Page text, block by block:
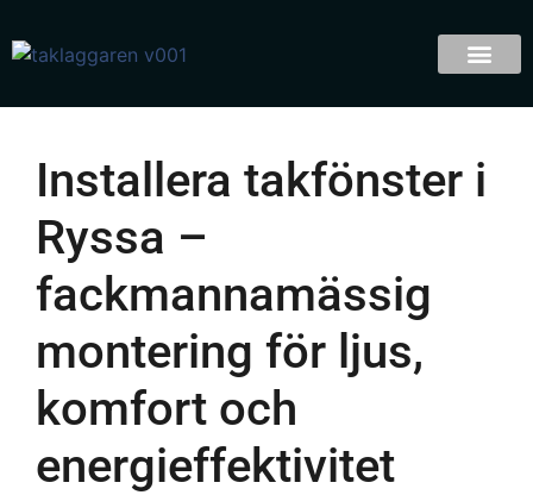
Installera takfönster i
Ryssa –
fackmannamässig
montering för ljus,
komfort och
energieffektivitet